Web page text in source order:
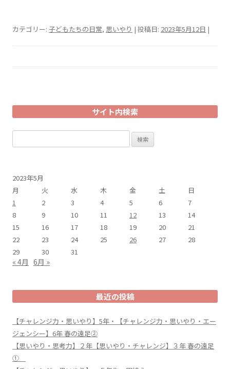
カテゴリー: 子どもたちの日常, 思いやり | 投稿日: 2023年5月12日 |
サイト内検索
索:
2023年5月
月
火 水 木 金 土
日
1
2 3 4 5 6
7
8
9 10 11 12 13
14
15
16 17 18 19 20
21
22
23 24 25 26 27
28
29
30 31
« 4月 6月 »
最近の投稿
【チャレンジ力・思いやり】5年・【チャレンジ力・思いやり・エー
ジェンシー】6年 春の遠足②
【思いやり・思考力】２年【思いやり・チャレンジ】３年 春の遠足
①